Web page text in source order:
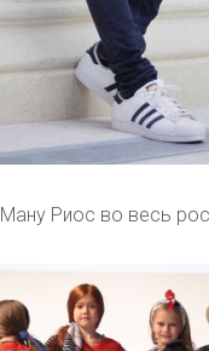
Ману Риос во весь